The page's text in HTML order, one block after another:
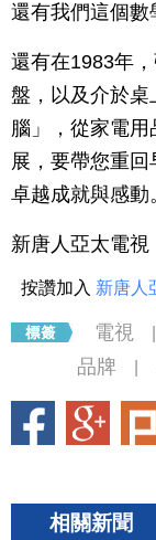
還有我們這個數
還有在1983年
盤，以及介於
腦」，從家電
展，要帶您重
卓越成就與感動
新唐人亞太電
按讚加入 新唐人
電視
品牌
相關新聞